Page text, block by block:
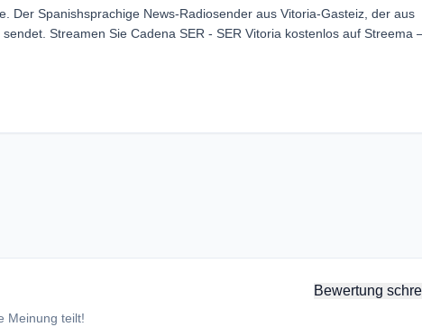
Der Spanishsprachige News-Radiosender aus Vitoria-Gasteiz, der aus
Streamen Sie Cadena SER - SER Vitoria kostenlos auf Streema
Bewertung
Meinung teilt!